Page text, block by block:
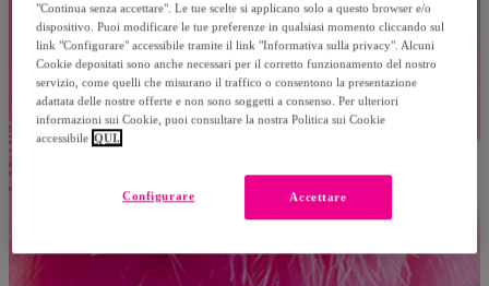
"Continua senza accettare". Le tue scelte si applicano solo a questo browser e/o
dispositivo. Puoi modificare le tue preferenze in qualsiasi momento cliccando sul
link "Configurare" accessibile tramite il link "Informativa sulla privacy". Alcuni
Cookie depositati sono anche necessari per il corretto funzionamento del nostro
servizio, come quelli che misurano il traffico o consentono la presentazione
adattata delle nostre offerte e non sono soggetti a consenso. Per ulteriori
informazioni sui Cookie, puoi consultare la nostra Politica sui Cookie
accessibile QUI.
Accettare
Configurare